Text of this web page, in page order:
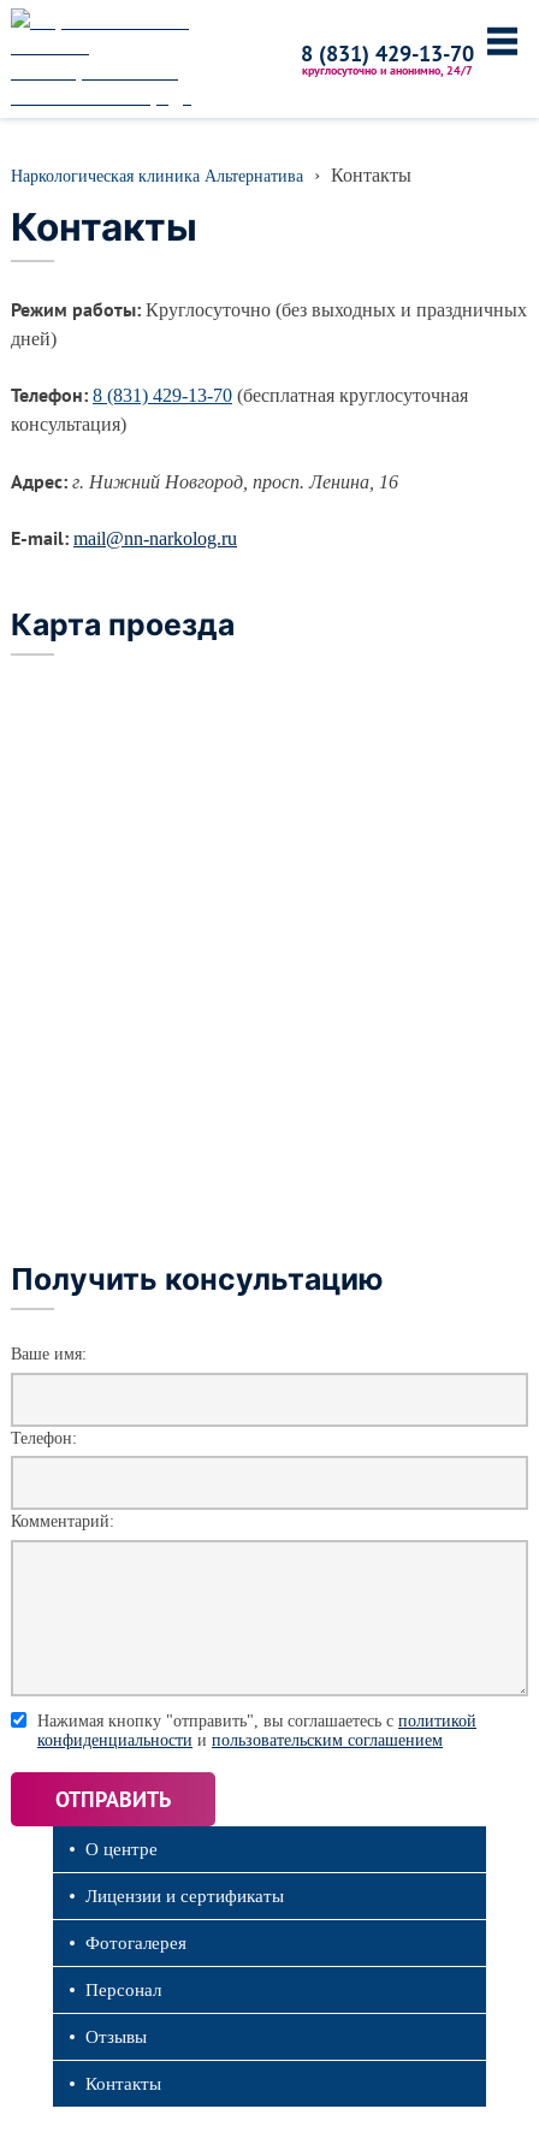
8 (831) 429-13-70
круглосуточно и анонимно, 24/7
Главная
Лечение наркомании
Лечение алкоголима
Отзывы
Контакты
О центре
Лицензии и сертификаты
Фотогалерея
Персонал
Отзывы
Контакты
Наркологическая клиника Альтернатива › Контакты
Контакты
Режим работы: Круглосуточно (без выходных и праздничных
дней)
Телефон: 8 (831) 429-13-70 (бесплатная круглосуточная
консультация)
Адрес: г. Нижний Новгород просп. Ленина, 16
E-mail: mail@nn-narkolog.ru
Карта проезда
Получить консультацию
Ваше имя:
Телефон:
Комментарий:
Нажимая кнопку "отправить", вы соглашаетесь с политикой
конфиденциальности и пользовательским соглашением